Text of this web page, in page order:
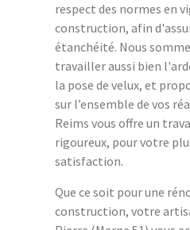
respect des normes en
construction, afin
étanchéité. Nous
travailler aussi bien
la pose de velux, et
sur l’ensemble de vos
Reims vous offre un
rigoureux, pour votre
satisfaction.
Que ce soit pour une
construction, votre